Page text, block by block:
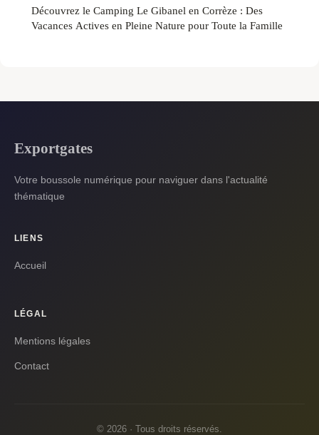
Découvrez le Camping Le Gibanel en Corrèze : Des
Vacances Actives en Pleine Nature pour Toute la Famille
Exportgates
Votre boussole numérique pour naviguer dans l'actualité
thématique
LIENS
Accueil
LÉGAL
Mentions légales
Contact
© 2026 · Tous droits réservés.